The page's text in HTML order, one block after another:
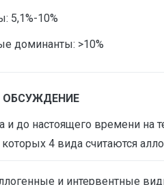
5,1%-10%
доминанты: >10%
ОБСУЖДЕНИЕ
и до настоящего времени
которых 4 вида считаются
и интервентные